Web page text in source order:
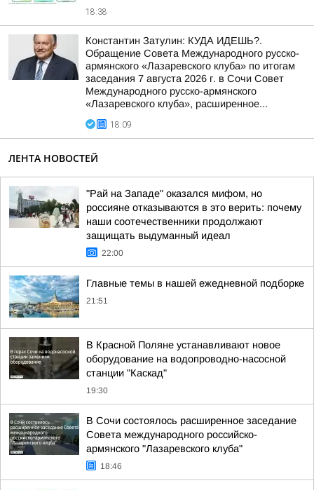
18:38
Константин Затулин: КУДА ИДЕШЬ?.
Обращение Совета Международного русско-
армянского «Лазаревского клуба» по итогам
заседания 7 августа 2026 г. в Сочи Совет
Международного русско-армянского
«Лазаревского клуба», расширенное...
18:09
ЛЕНТА НОВОСТЕЙ
"Рай на Западе" оказался мифом, но
россияне отказываются в это верить: почему
наши соотечественники продолжают
защищать выдуманный идеал
22:00
Главные темы в нашей ежедневной подборке
21:51
В Красной Поляне устанавливают новое
оборудование на водопроводно-насосной
станции "Каскад"
19:30
В Сочи состоялось расширенное заседание
Совета международного российско-
армянского "Лазаревского клуба"
18:46